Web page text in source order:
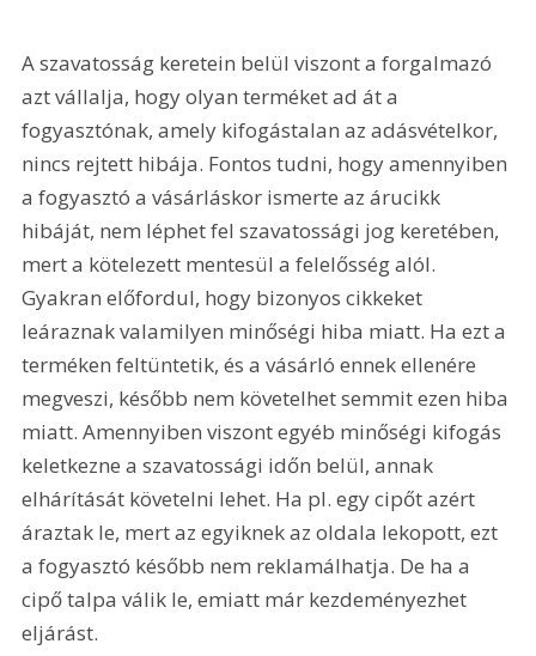
A szavatosság keretein belül viszont a forgalmazó
azt vállalja, hogy olyan terméket ad át a
fogyasztónak, amely kifogástalan az adásvételkor,
nincs rejtett hibája. Fontos tudni, hogy amennyiben
a fogyasztó a vásárláskor ismerte az árucikk
hibáját, nem léphet fel szavatossági jog keretében,
mert a kötelezett mentesül a felelősség alól.
Gyakran előfordul, hogy bizonyos cikkeket
leáraznak valamilyen minőségi hiba miatt. Ha ezt a
terméken feltüntetik, és a vásárló ennek ellenére
megveszi, később nem követelhet semmit ezen hiba
miatt. Amennyiben viszont egyéb minőségi kifogás
keletkezne a szavatossági időn belül, annak
elhárítását követelni lehet. Ha pl. egy cipőt azért
áraztak le, mert az egyiknek az oldala lekopott, ezt
a fogyasztó később nem reklamálhatja. De ha a
cipő talpa válik le, emiatt már kezdeményezhet
eljárást.